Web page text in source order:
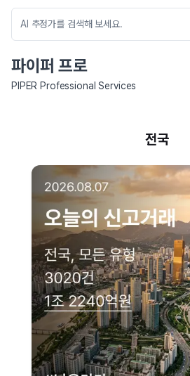
파이퍼 프로
PIPER Professional Services
네이버 지도 연결
현재 네이버 지도 연결이 원활하지 않아
이용에 불편을 드려 죄송
다시 시도